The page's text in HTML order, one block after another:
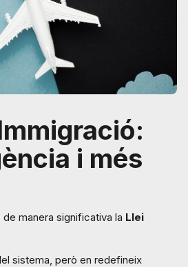
i més
manera significativa la Llei
sistema, però en redefineix